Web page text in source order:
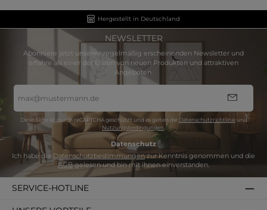
Hergestellt in Deutschland
NEWSLETTER
Abonniere jetzt unseren regelmäßig erscheinenden Newsletter und
erfahre als einer der Ersten von neuen Produkten und attraktiven
Angeboten.
Mail-
Adresse
Diese Seite ist durch reCAPTCHA geschützt und es gelten die Datenschutzrichtlinieund
Nutzungsbedingungen
Datenschutz
Ich habe die Datenschutzbestimmungenzur Kenntnis genommen und die
AGBgelesen und bin mit ihnen einverstanden.
SERVICE-HOTLINE